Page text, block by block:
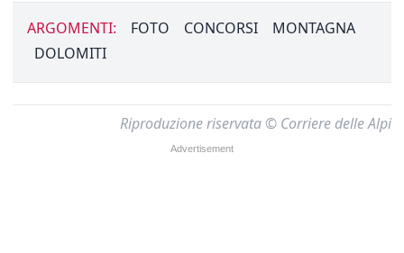
ARGOMENTI: FOTO CONCORSI
MONTAGNA
DOLOMITI
Riproduzione riservata © Corriere delle Alpi